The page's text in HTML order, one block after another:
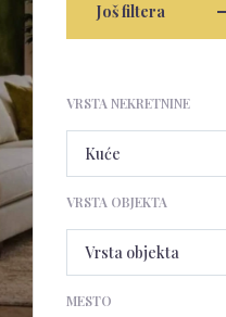
Još filtera
VRSTA NEKRETNINE
VRSTA OBJEKTA
MESTO